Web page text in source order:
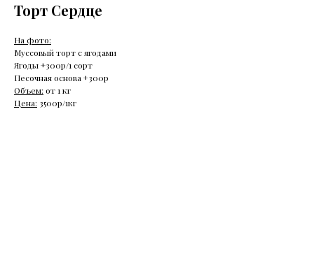
Торт Сердце
На фото:
Муссовый торт с ягодами
Ягоды +300р/1 сорт
Песочная основа +300р
Объем: от 1 кг
Цена: 3500р/1кг